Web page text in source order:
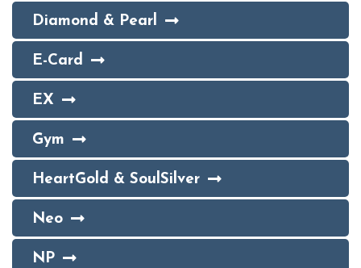
Diamond & Pearl
E-Card
EX
Gym
HeartGold & SoulSilver
Neo
NP